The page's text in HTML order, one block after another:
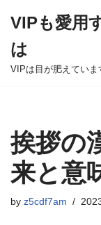
to
content
VIPも愛用
は
VIPは目が肥えていま
挨拶の
来と意
by z5cdf7am